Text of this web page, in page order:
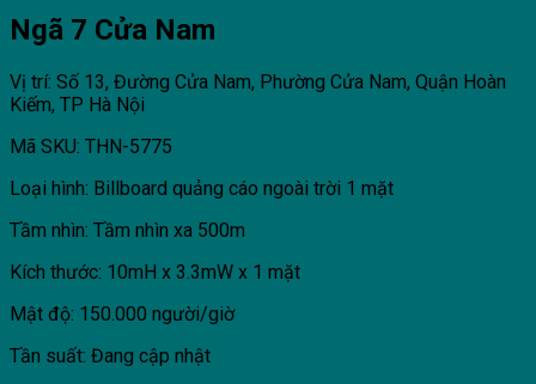
Ngã 7 Cửa Nam
Vị trí: Số 13, Đường Cửa Nam, Phường Cửa Nam, Quận Hoàn
Kiếm, TP Hà Nội
Mã SKU: THN-5775
Loại hình: Billboard quảng cáo ngoài trời 1 mặt
Tầm nhìn: Tầm nhìn xa 500m
Kích thước: 10mH x 3.3mW x 1 mặt
Mật độ: 150.000 người/giờ
Tần suất: Đang cập nhật